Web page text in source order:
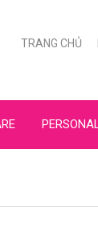
TRANG CHỦ